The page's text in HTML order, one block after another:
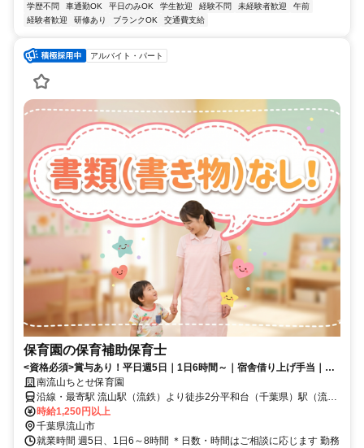
学歴不問 車通勤OK 平日のみOK 学生歓迎 経験不問 未経験者歓迎
午前
経験者歓迎
研修あり ブランクOK 交通費支給
アルバイト・パート
保育園の保育補助保育士
<資格必須>賞与あり！平日週5日｜1日6時間～｜宿舎借り上げ手当｜カ
フェテリアプラン｜駅近2分で楽々
南流山ちとせ保育園
沿線・最寄駅 流山駅（流鉄）より徒歩2分平和台（千葉県）駅（流
鉄）より徒歩8分流山セントラルパーク駅（つくばエクスプレス）よ
り徒歩19分
時給1,250円以上
千葉県流山市
就業時間 週5日、1日6～8時間 ＊日数・時間はご相談に応じます 勤務